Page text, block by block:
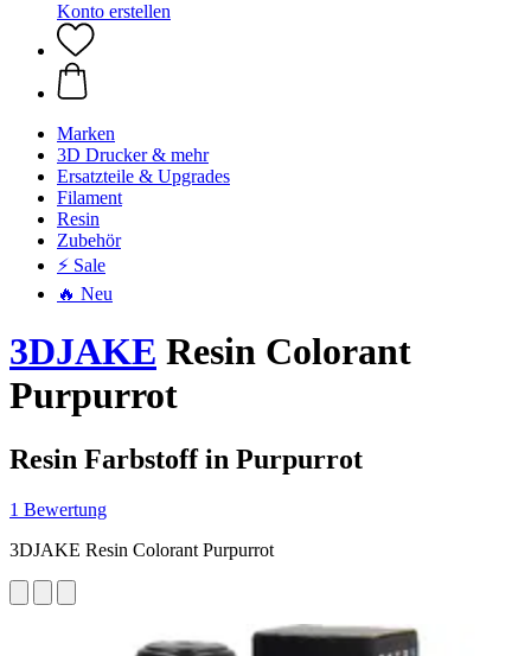
Konto erstellen
Marken
3D Drucker & mehr
Ersatzteile & Upgrades
Filament
Resin
Zubehör
⚡ Sale
🔥 Neu
3DJAKE Resin Colorant
Purpurrot
Resin Farbstoff in Purpurrot
1 Bewertung
3DJAKE Resin Colorant Purpurrot